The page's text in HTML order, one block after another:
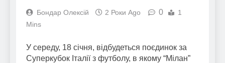
Бондар Олексій 2 Роки Ago 0
1
Mins
У середу, 18 січня, відбудеться поєдинок за
Суперкубок Італії з футболу, в якому “Мілан”